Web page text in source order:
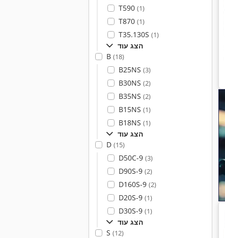
T590 (1)
T870 (1)
T35.130S (1)
הצג עוד
B (18)
B25NS (3)
B30NS (2)
B35NS (2)
B15NS (1)
B18NS (1)
הצג עוד
D (15)
D50C-9 (3)
D90S-9 (2)
D160S-9 (2)
D20S-9 (1)
D30S-9 (1)
הצג עוד
S (12)